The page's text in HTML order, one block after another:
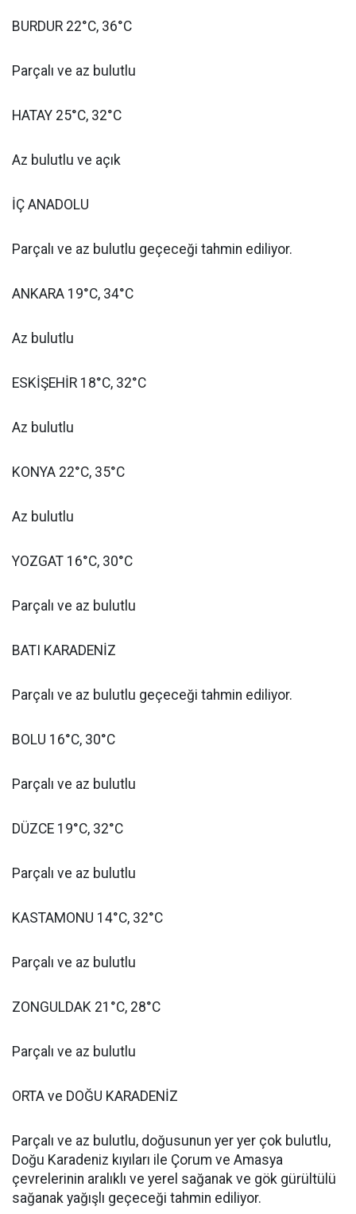
BURDUR 22°C, 36°C
Parçalı ve az bulutlu
HATAY 25°C, 32°C
Az bulutlu ve açık
İÇ ANADOLU
Parçalı ve az bulutlu geçeceği tahmin ediliyor.
ANKARA 19°C, 34°C
Az bulutlu
ESKİŞEHİR 18°C, 32°C
Az bulutlu
KONYA 22°C, 35°C
Az bulutlu
YOZGAT 16°C, 30°C
Parçalı ve az bulutlu
BATI KARADENİZ
Parçalı ve az bulutlu geçeceği tahmin ediliyor.
BOLU 16°C, 30°C
Parçalı ve az bulutlu
DÜZCE 19°C, 32°C
Parçalı ve az bulutlu
KASTAMONU 14°C, 32°C
Parçalı ve az bulutlu
ZONGULDAK 21°C, 28°C
Parçalı ve az bulutlu
ORTA ve DOĞU KARADENİZ
Parçalı ve az bulutlu, doğusunun yer yer çok bulutlu,
Doğu Karadeniz kıyıları ile Çorum ve Amasya
çevrelerinin aralıklı ve yerel sağanak ve gök gürültülü
sağanak yağışlı geçeceği tahmin ediliyor.